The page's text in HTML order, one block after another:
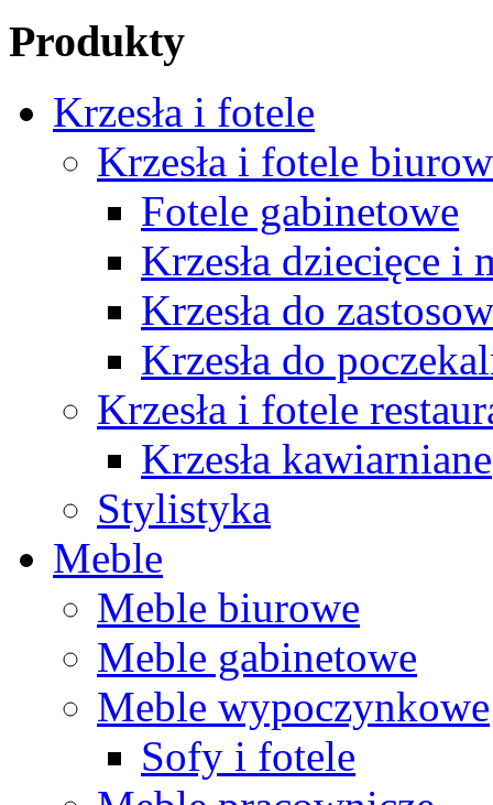
Produkty
Krzesła i fotele
Krzesła i fotele
Fotele gabinetowe
Krzesła dziecięce i
Krzesła do
Krzesła do
Krzesła i fotele
Krzesła kawiarniane
Stylistyka
Meble
Meble biurowe
Meble gabinetowe
Meble wypoczynkowe
Sofy i fotele